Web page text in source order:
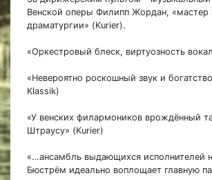
Венской оперы Филипп Жордан, «мастер
драматургии» (Kurier).
«Оркестровый блеск, виртуозность
«Невероятно роскошный звук и
Klassik)
«У венских филармоников врождённый
Штраусу» (Kurier)
«…ансамбль выдающихся исполнителей
Бюстрём идеально воплощает главную